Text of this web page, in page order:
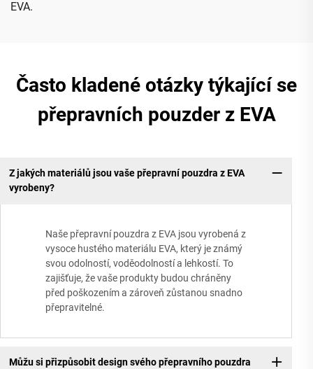
EVA.
Často kladené otázky týkající se
přepravních pouzder z EVA
Z jakých materiálů jsou vaše přepravní pouzdra z EVA
vyrobeny?
Naše přepravní pouzdra z EVA jsou vyrobená z
vysoce hustého materiálu EVA, který je známý
svou odolností, voděodolností a lehkostí. To
zajišťuje, že vaše produkty budou chráněny
před poškozením a zároveň zůstanou snadno
přepravitelné.
Můžu si přizpůsobit design svého přepravního pouzdra